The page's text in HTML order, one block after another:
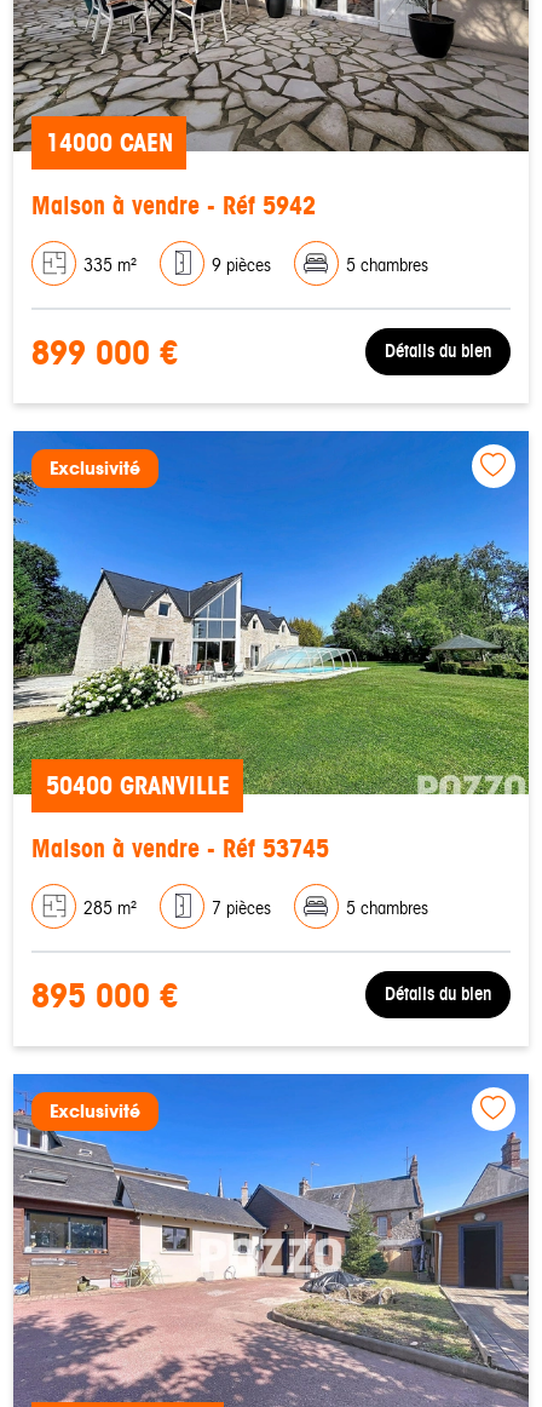
14000 CAEN
Maison à vendre - Réf 5942
335 m² 9 pièces 5 chambres
899 000 € Détails du bien
Exclusivité
50400 GRANVILLE
Maison à vendre - Réf 53745
285 m² 7 pièces 5 chambres
895 000 € Détails du bien
Exclusivité